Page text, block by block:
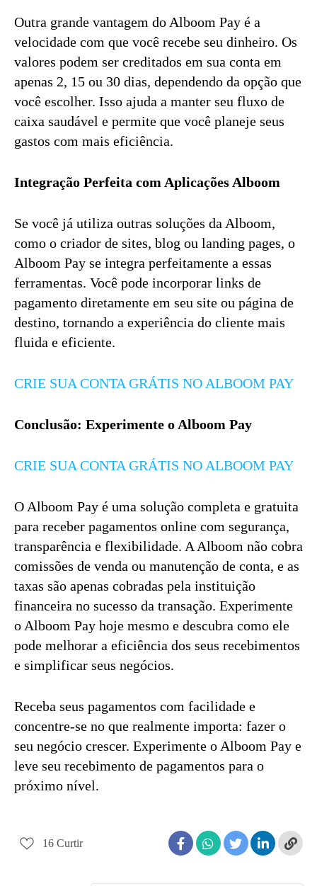
Outra grande vantagem do Alboom Pay é a
velocidade com que você recebe seu dinheiro. Os
valores podem ser creditados em sua conta em
apenas 2, 15 ou 30 dias, dependendo da opção que
você escolher. Isso ajuda a manter seu fluxo de
caixa saudável e permite que você planeje seus
gastos com mais eficiência.
Integração Perfeita com Aplicações Alboom
Se você já utiliza outras soluções da Alboom,
como o criador de sites, blog ou landing pages, o
Alboom Pay se integra perfeitamente a essas
ferramentas. Você pode incorporar links de
pagamento diretamente em seu site ou página de
destino, tornando a experiência do cliente mais
fluida e eficiente.
CRIE SUA CONTA GRÁTIS NO ALBOOM PAY
Conclusão: Experimente o Alboom Pay
CRIE SUA CONTA GRÁTIS NO ALBOOM PAY
O Alboom Pay é uma solução completa e gratuita
para receber pagamentos online com segurança,
transparência e flexibilidade. A Alboom não cobra
comissões de venda ou manutenção de conta, e as
taxas são apenas cobradas pela instituição
financeira no sucesso da transação. Experimente
o Alboom Pay hoje mesmo e descubra como ele
pode melhorar a eficiência dos seus recebimentos
e simplificar seus negócios.
Receba seus pagamentos com facilidade e
concentre-se no que realmente importa: fazer o
seu negócio crescer. Experimente o Alboom Pay e
leve seu recebimento de pagamentos para o
próximo nível.
16 Curtir